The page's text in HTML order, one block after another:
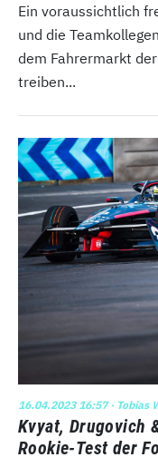
Ein voraussichtlich
und die
dem Fahrermarkt
treiben...
16.04.2023 16:57· Tobias
Kvyat, Drugovich
Rookie-Test der